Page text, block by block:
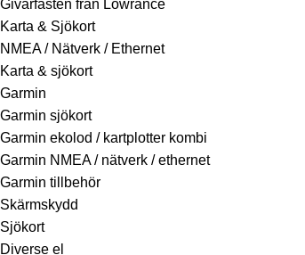
Givarfästen från Lowrance
Karta & Sjökort
NMEA / Nätverk / Ethernet
Karta & sjökort
Garmin
Garmin sjökort
Garmin ekolod / kartplotter kombi
Garmin NMEA / nätverk / ethernet
Garmin tillbehör
Skärmskydd
Sjökort
Diverse el